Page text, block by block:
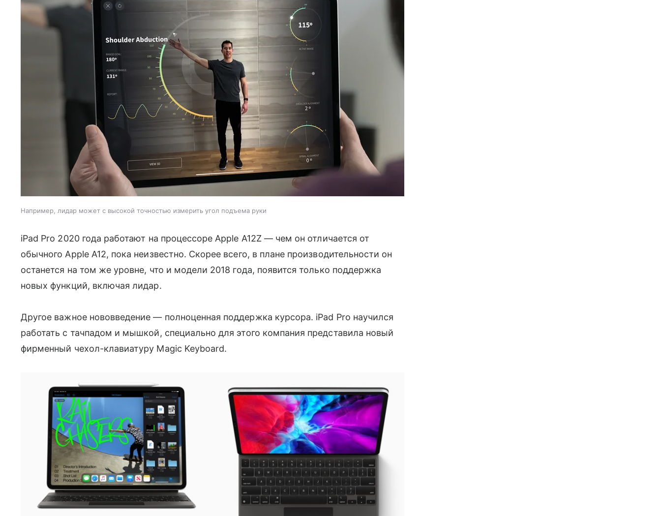
Например, лидар может с высокой точностью измерить угол подъема руки
iPad Pro 2020 года работают на процессоре Apple A12Z — чем он отличается от
обычного Apple A12, пока неизвестно. Скорее всего, в плане производительности он
останется на том же уровне, что и модели 2018 года, появится только поддержка
новых функций, включая лидар.
Другое важное нововведение — полноценная поддержка курсора. iPad Pro научился
работать с тачпадом и мышкой, специально для этого компания представила новый
фирменный чехол-клавиатуру Magic Keyboard.